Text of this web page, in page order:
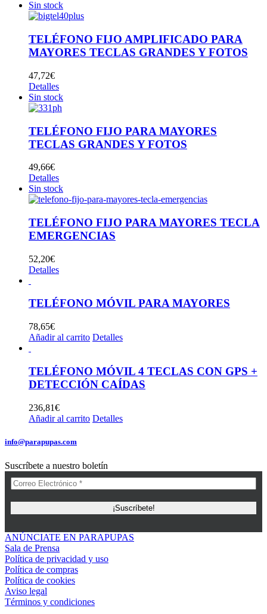
Sin stock
TELÉFONO FIJO AMPLIFICADO PARA
MAYORES TECLAS GRANDES Y FOTOS
47,72€
Detalles
Sin stock
TELÉFONO FIJO PARA MAYORES
TECLAS GRANDES Y FOTOS
49,66€
Detalles
Sin stock
TELÉFONO FIJO PARA MAYORES TECLA
EMERGENCIAS
52,20€
Detalles
TELÉFONO MÓVIL PARA MAYORES
78,65€
Añadir al carrito Detalles
TELÉFONO MÓVIL 4 TECLAS CON GPS +
DETECCIÓN CAÍDAS
236,81€
Añadir al carrito Detalles
info@parapupas.com
Suscríbete a nuestro boletín
ANÚNCIATE EN PARAPUPAS
Sala de Prensa
Política de privacidad y uso
Política de compras
Política de cookies
Aviso legal
Términos y condiciones